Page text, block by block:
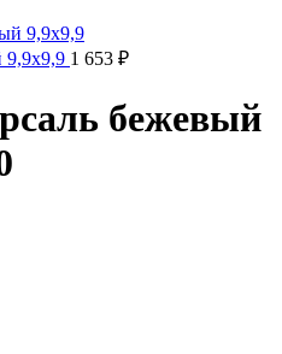
9,9x9,9 1 653 ₽
бежевый